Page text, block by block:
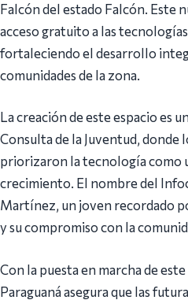
Falcón del estado Falcón. Este
acceso gratuito a las
fortaleciendo el desarrollo
comunidades de la zona.
La creación de este espacio es
Consulta de la Juventud, donde
priorizaron la tecnología como
crecimiento. El nombre del
Martínez, un joven recordado
y su compromiso con la
Con la puesta en marcha de
Paraguaná asegura que las